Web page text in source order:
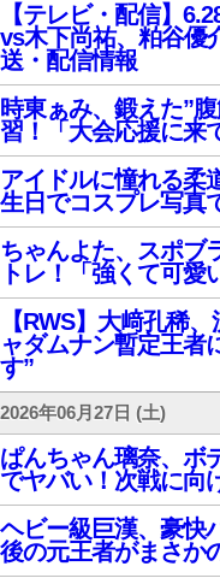
【テレビ・配信】
vs木下尚祐、粕谷優
送・配信情報
時東ぁみ、鍛えた”
習！「大会応援に来
アイドルに憧れる柔
生日でコスプレ写真
ちゃんよた、スポブ
トレ！「強くて可愛
【RWS】大﨑孔稀
ャダムナン暫定王者
す”
2026年06月27日 (土)
ぱんちゃん璃奈、ボ
でヤバい！次戦に向
ヘビー級巨漢、豪快
後の元王者がまさか